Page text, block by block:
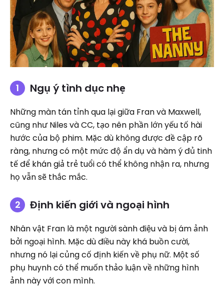
Ngụ ý tình dục nhẹ
Những màn tán tỉnh qua lại giữa Fran và Maxwell,
cũng như Niles và CC, tạo nên phần lớn yếu tố hài
hước của bộ phim. Mặc dù không được đề cập rõ
ràng, nhưng có một mức độ ẩn dụ và hàm ý đủ tinh
tế để khán giả trẻ tuổi có thể không nhận ra, nhưng
họ vẫn sẽ thắc mắc.
Định kiến ​​giới và ngoại hình
Nhân vật Fran là một người sành điệu và bị ám ảnh
bởi ngoại hình. Mặc dù điều này khá buồn cười,
nhưng nó lại củng cố định kiến ​​về phụ nữ. Một số
phụ huynh có thể muốn thảo luận về những hình
ảnh này với con mình.